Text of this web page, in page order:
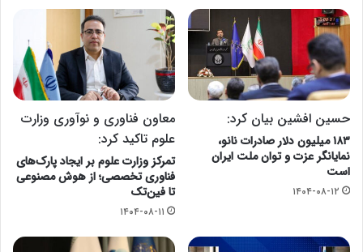
حسین افشین بیان کرد:
۱۸۳ میلیون دلار صادرات نانو،
نمایانگر عزت و توان ملت ایران
است
۱۴۰۴-۰۸-۱۲
معاون فناوری و نوآوری وزارت
علوم تاکید کرد:
تمرکز وزارت علوم بر ایجاد پارک‌های
فناوری تخصصی؛ از هوش مصنوعی
تا فین‌تک
۱۴۰۴-۰۸-۱۱